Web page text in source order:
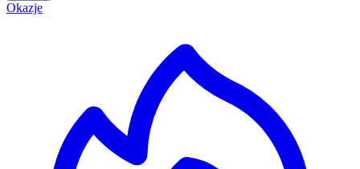
Okazje